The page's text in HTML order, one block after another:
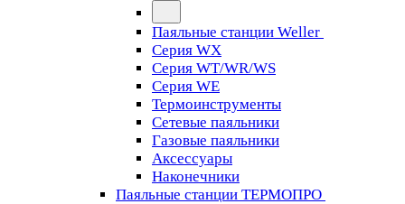
Паяльные станции Weller
Серия WX
Серия WT/WR/WS
Серия WE
Термоинструменты
Сетевые паяльники
Газовые паяльники
Аксессуары
Наконечники
Паяльные станции ТЕРМОПРО